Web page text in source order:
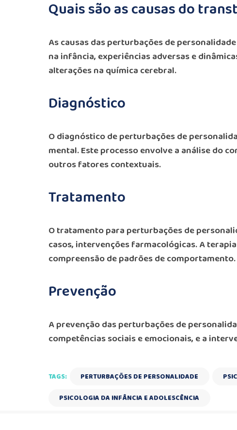
Quais são as causas do
As causas das perturbações de
na infância, experiências adversas e
alterações na química cerebral.
Diagnóstico
O diagnóstico de perturbações de
mental. Este processo envolve a análise do
outros fatores contextuais.
Tratamento
O tratamento para perturbações de
casos, intervenções farmacológicas. A
compreensão de padrões de comportamento.
Prevenção
A prevenção das perturbações de
competências sociais e emocionais, e a
TAGS: PERTURBAÇÕES DE PERSONALIDADE
PSICOLOGIA DA INFÂNCIA E ADOLESCÊNCIA